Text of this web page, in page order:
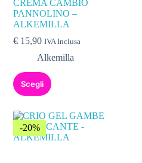
CREMA CAMBIO
PANNOLINO –
ALKEMILLA
€ 15,90 IVA Inclusa
Alkemilla
Scegli
-20%